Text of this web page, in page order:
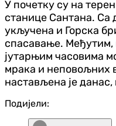
У почетку су на
станице Сантана. Са
укључена и Горска
спасавање. Међутим,
јутарњим часовима
мрака и неповољних
настављена је данас,
Подијели: